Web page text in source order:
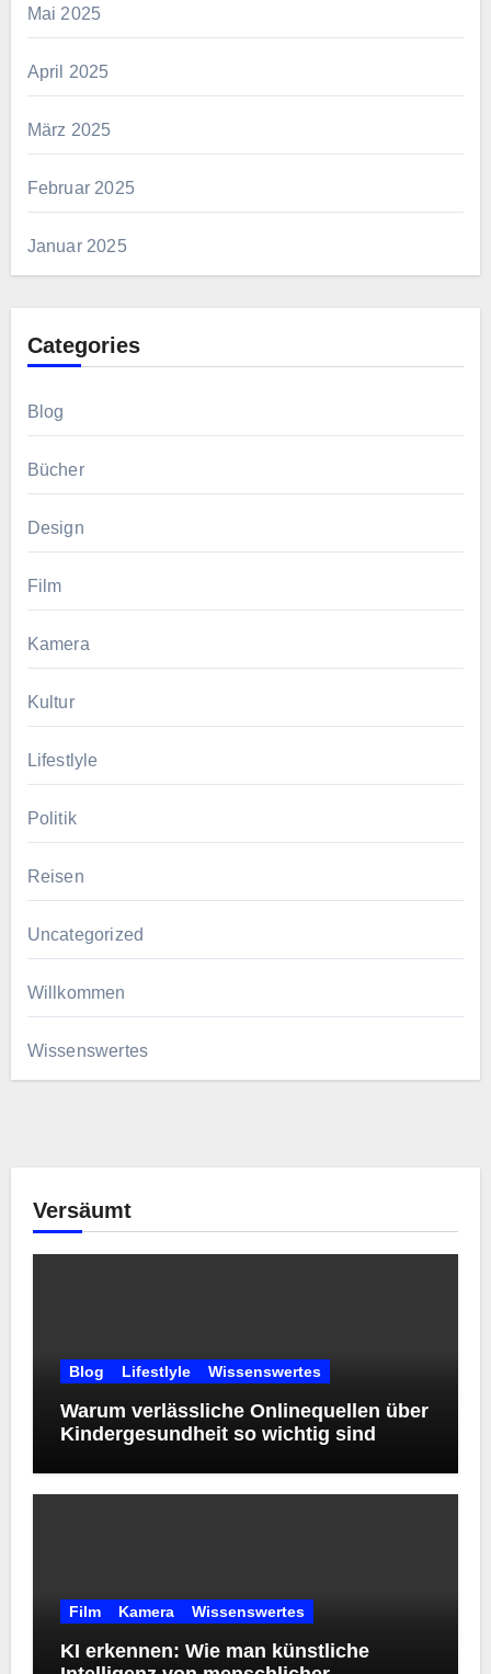
Mai 2025
April 2025
März 2025
Februar 2025
Januar 2025
Categories
Blog
Bücher
Design
Film
Kamera
Kultur
Lifestlyle
Politik
Reisen
Uncategorized
Willkommen
Wissenswertes
Versäumt
Blog Lifestlyle Wissenswertes
Warum verlässliche Onlinequellen über
Kindergesundheit so wichtig sind
Film Kamera Wissenswertes
KI erkennen: Wie man künstliche